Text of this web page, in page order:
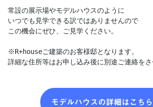
常設の展示場やモデルハウスのように
いつでも見学できる訳ではありませんので
この機会にぜひ、ご見学ください。
※R+houseご建築のお客様邸となります。
詳細な住所等はお申し込み後に別途ご連絡をさ
モデルハウスの詳細はこちら